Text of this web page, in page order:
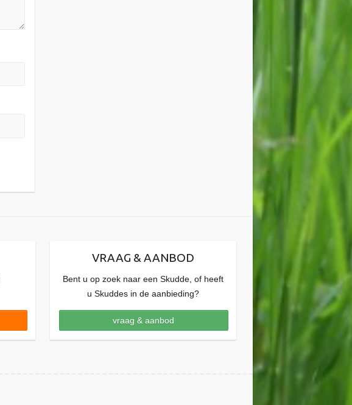
VRAAG & AANBOD
Bent u op zoek naar een Skudde, of heeft
u Skuddes in de aanbieding?
vraag & aanbod